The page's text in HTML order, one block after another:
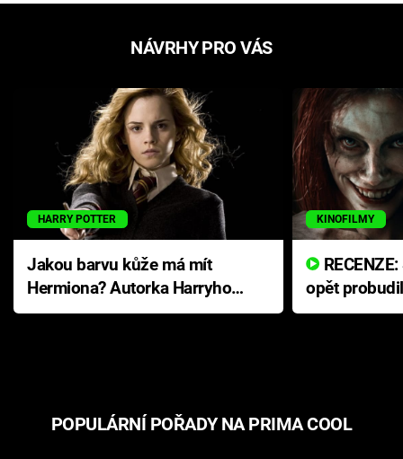
NÁVRHY PRO VÁS
HARRY POTTER
Jakou barvu kůže má mít
Hermiona? Autorka Harryho
Pottera přišla s ráznou
KINOFILMY
opět
přichází s
POPULÁRNÍ POŘADY NA PRIMA COOL